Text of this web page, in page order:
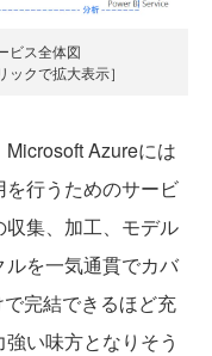
ビス全体図
クで拡大表示］
Azureには
行うためのサービ
集、加工、モデル
を一気通貫でカバ
完結できるほど充
い味方となりそう